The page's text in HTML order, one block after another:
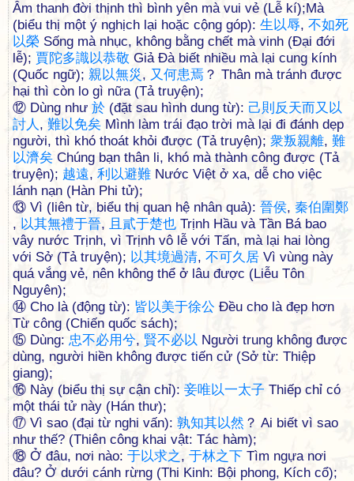
Âm thanh đời thịnh thì bình yên mà vui vẻ (Lễ kí);Mà
(biểu thị một ý nghịch lại hoặc cộng góp): 生以辱, 不如死
以榮 Sống mà nhục, không bằng chết mà vinh (Đại đới
lễ); 賈陀多識以恭敬 Giả Đà biết nhiều mà lại cung kính
(Quốc ngữ); 親以無災 , 又何患焉 ？ Thân mà tránh được
hại thì còn lo gì nữa (Tả truyện);
⑫ Dùng như 於 (đặt sau hình dung từ): 己則 反天而又 以
討人 , 難以免矣 Mình làm trái đạo trời mà lại đi đánh dẹp
người, thì khó thoát khỏi được (Tả truyện); 衆叛親離, 難
以濟矣 Chúng bạn thân li, khó mà thành công được (Tả
truyện); 越遠, 利 以避難 Nước Việt ở xa, dễ cho việc
lánh nạn (Hàn Phi tử);
⑬ Vì (liên từ, biểu thị quan hệ nhân quả): 晉侯, 秦伯圍鄭
, 以其無禮于晉, 且 貳于楚也 Trịnh Hầu và Tần Bá bao
vây nước Trịnh, vì Trịnh vô lễ với Tấn, mà lại hai lòng
với Sở (Tả truyện); 以其境過清, 不可久 居 Vì vùng này
quá vắng vẻ, nên không thể ở lâu được (Liễu Tôn
Nguyên);
⑭ Cho là (động từ): 皆以美于徐公 Đều cho là đẹp hơn
Từ công (Chiến quốc sách);
⑮ Dùng: 忠不必用兮, 賢不必以 Người trung không được
dùng, người hiền không được tiến cử (Sở từ: Thiệp
giang);
⑯ Này (biểu thị sự cận chỉ): 妾唯以一太子 Thiếp chỉ có
một thái tử này (Hán thư);
⑰ Vì sao (đại từ nghi vấn): 孰知其以然 ？ Ai biết vì sao
như thế? (Thiên công khai vật: Tác hàm);
⑱ Ở đâu, nơi nào: 于以求之, 于林之下 Tìm ngựa nơi
đâu? Ở dưới cánh rừng (Thi Kinh: Bội phong, Kích cổ);